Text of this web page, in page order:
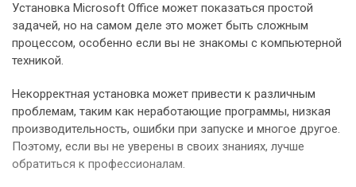
Установка Microsoft Office может показаться простой
задачей, но на самом деле это может быть сложным
процессом, особенно если вы не знакомы с компьютерной
техникой.
Некорректная установка может привести к различным
проблемам, таким как неработающие программы, низкая
производительность, ошибки при запуске и многое другое.
Поэтому, если вы не уверены в своих знаниях, лучше
обратиться к профессионалам.